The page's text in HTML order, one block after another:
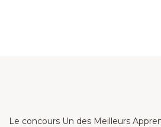
Le concours Un des Meilleurs